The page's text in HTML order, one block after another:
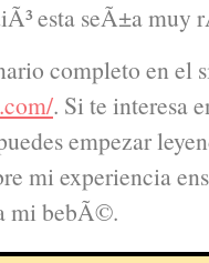
esta seÃ±a muy
completo en el
. Si te interesa
empezar
mi experiencia
mi bebÃ©.